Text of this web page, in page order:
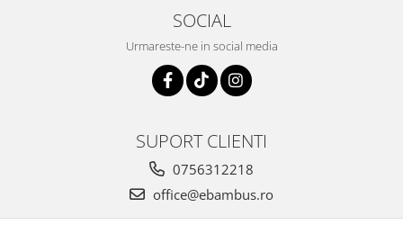
SOCIAL
Urmareste-ne in social media
SUPORT CLIENTI
0756312218
office@ebambus.ro